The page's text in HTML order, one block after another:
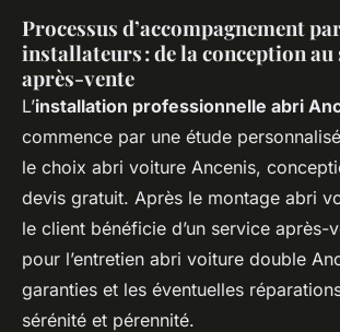
Processus d’accompagnement
installateurs : de la conception au
après-vente
L’installation professionnelle abri
commence par une étude
le choix abri voiture Ancenis,
devis gratuit. Après le montage abri
le client bénéficie d’un service après-
pour l’entretien abri voiture double
garanties et les éventuelles
sérénité et pérennité.